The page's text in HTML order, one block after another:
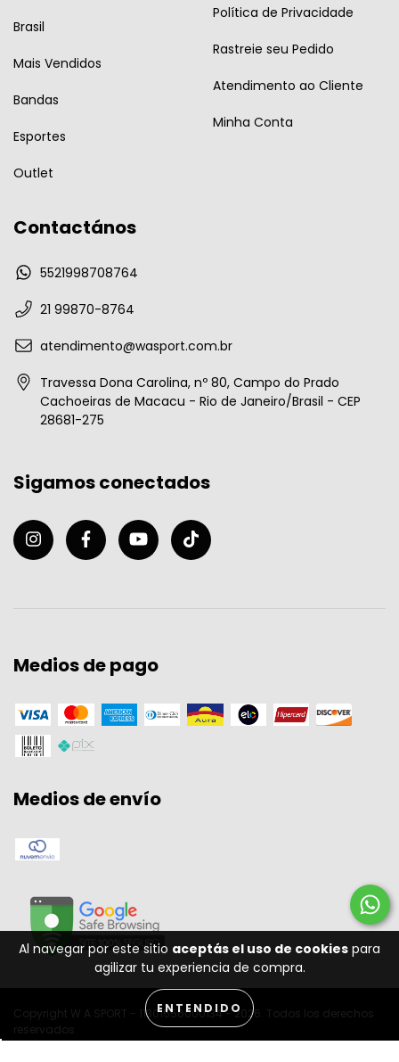
Al navegar por este sitio aceptás el uso de cookies para
agilizar tu experiencia de compra.
ENTENDIDO
Brasil
Mais Vendidos
Bandas
Esportes
Outlet
Política de Privacidade
Rastreie seu Pedido
Atendimento ao Cliente
Minha Conta
Contactános
5521998708764
21 99870-8764
atendimento@wasport.com.br
Travessa Dona Carolina, nº 80, Campo do Prado
Cachoeiras de Macacu - Rio de Janeiro/Brasil - CEP
28681-275
Sigamos conectados
Medios de pago
Medios de envío
Copyright W A SPORT - 11301556000134 - 2026. Todos los derechos
reservados.